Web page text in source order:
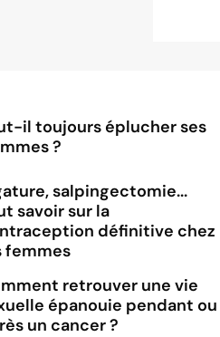
il toujours éplucher ses
?
salpingectomie...
savoir sur la
définitive chez
femmes
retrouver une vie
épanouie pendant ou
un cancer ?